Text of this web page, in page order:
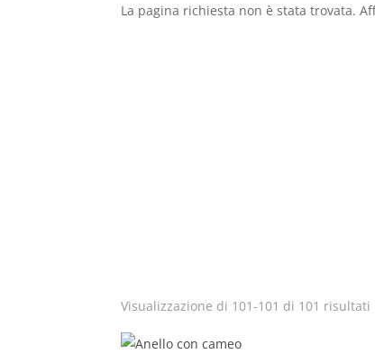
La pagina richiesta non è stata trovata.
Visualizzazione di 101-101 di 101 risultati